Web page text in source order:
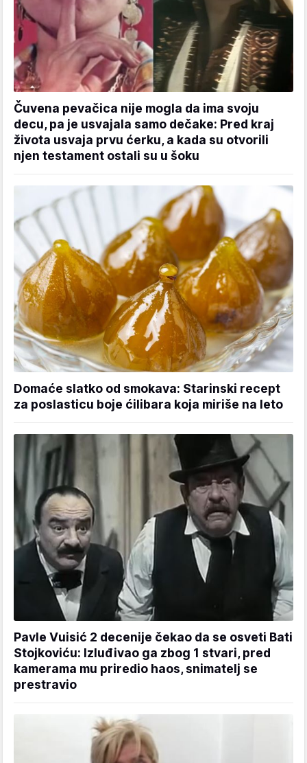
Čuvena pevačica nije mogla da ima svoju
decu, pa je usvajala samo dečake: Pred kraj
života usvaja prvu ćerku, a kada su otvorili
njen testament ostali su u šoku
Domaće slatko od smokava: Starinski recept
za poslasticu boje ćilibara koja miriše na leto
Pavle Vuisić 2 decenije čekao da se osveti Bati
Stojkoviću: Izluđivao ga zbog 1 stvari, pred
kamerama mu priredio haos, snimatelj se
prestravio